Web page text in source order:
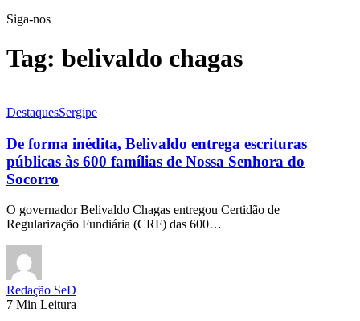
Siga-nos
Tag: belivaldo chagas
DestaquesSergipe
De forma inédita, Belivaldo entrega escrituras
públicas às 600 famílias de Nossa Senhora do
Socorro
O governador Belivaldo Chagas entregou Certidão de
Regularização Fundiária (CRF) das 600…
Redação SeD
7 Min Leitura